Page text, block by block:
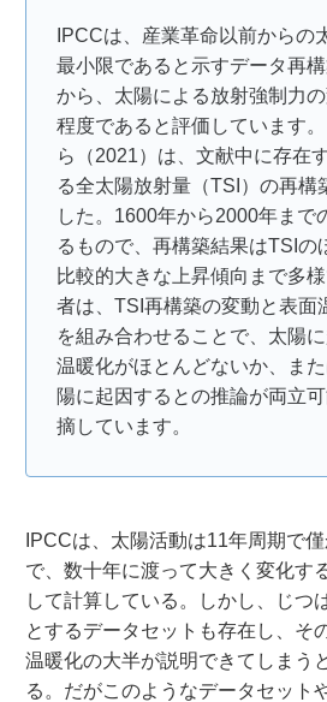
IPCCは、産業革命以前からの
最小限であると示すデータ再
から、太陽による放射強制力
程度であると評価しています
ら（2021）は、文献中に存在
る全太陽放射量（TSI）の再構
した。1600年から2000年まで
るもので、再構築結果はTSIの
比較的大きな上昇傾向まで多
者は、TSI再構築の変動と表面
を組み合わせることで、太陽
温暖化がほとんどないか、ま
陽に起因するとの推論が両立
摘しています。
IPCCは、太陽活動は11年周期で
で、数十年に渡って大きく変化す
して計算している。しかし、じつ
とするデータセットも存在し、そ
温暖化の大半が説明できてしまう
る。だがこのようなデータセット